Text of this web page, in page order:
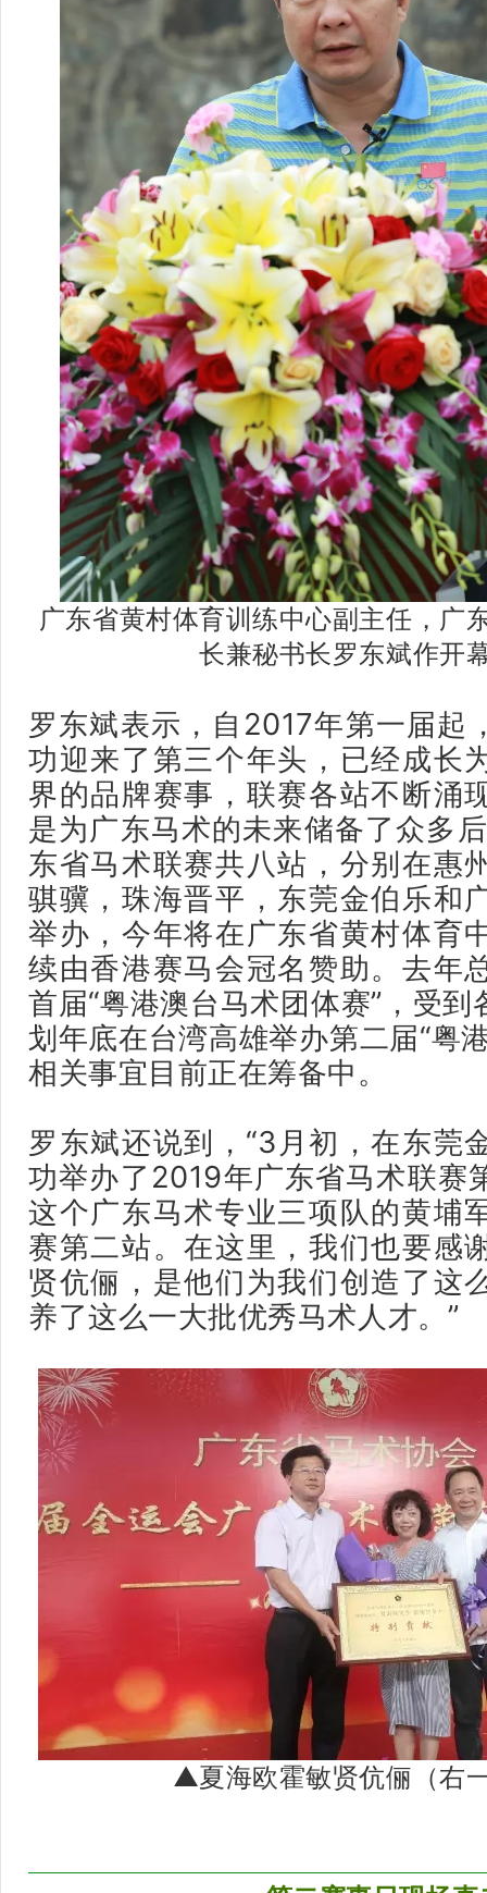
广东省黄村体育训练中心副主任，广
长兼秘书长罗东斌作开
罗东斌表示，自2017年第一届起
功迎来了第三个年头，已经成长
界的品牌赛事，联赛各站不断涌
是为广东马术的未来储备了众多
东省马术联赛共八站，分别在惠
骐骥，珠海晋平，东莞金伯乐和
举办，今年将在广东省黄村体育
续由香港赛马会冠名赞助。去年
首届“粤港澳台马术团体赛”，受
划年底在台湾高雄举办第二届“粤
相关事宜目前正在筹备中。
罗东斌还说到，“3 月初，在东莞
功举办了2019年广东省马术联赛
这个广东马术专业三项队的黄埔
赛第二站。在这里，我们也要感
贤伉俪，是他们为我们创造了这
养了这么一大批优秀马术人才。 ”
▲夏海欧霍敏贤伉俪（右